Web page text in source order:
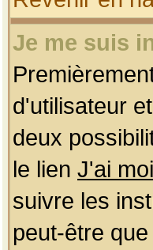
Je me suis
d'utilisateur
deux
le lien J'ai
suivre les
peut-être